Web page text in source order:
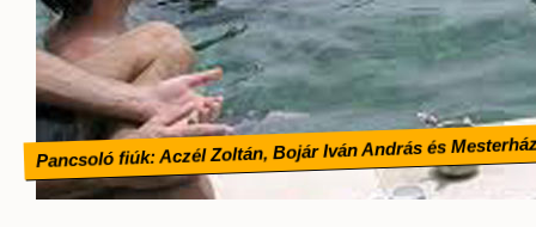
Pancsoló fiúk: Aczél Zoltán, Bojár Iván András és